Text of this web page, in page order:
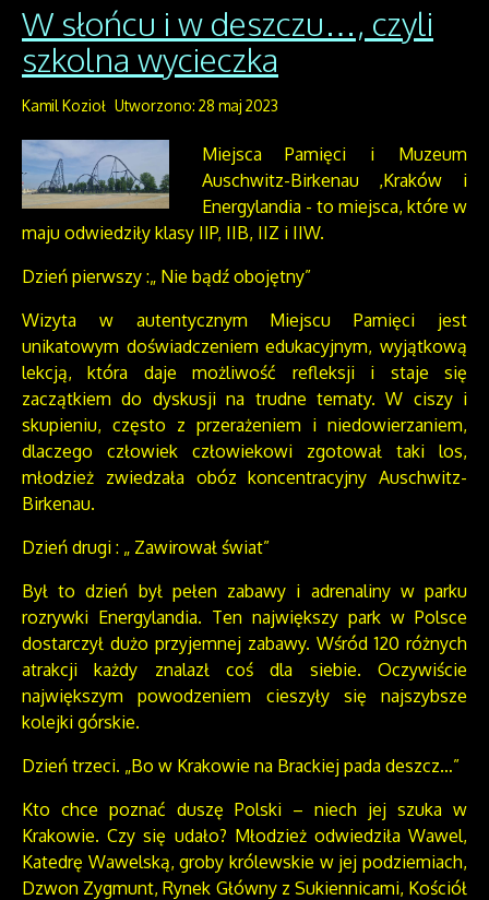
W słońcu i w deszczu…, czyli
szkolna wycieczka
Kamil Kozioł Utworzono: 28 maj 2023
Miejsca Pamięci i Muzeum
Auschwitz-Birkenau ,Kraków i
Energylandia - to miejsca, które w
maju odwiedziły klasy IIP, IIB, IIZ i IIW.
Dzień pierwszy :„ Nie bądź obojętny”
Wizyta w autentycznym Miejscu Pamięci jest
unikatowym doświadczeniem edukacyjnym, wyjątkową
lekcją, która daje możliwość refleksji i staje się
zaczątkiem do dyskusji na trudne tematy. W ciszy i
skupieniu, często z przerażeniem i niedowierzaniem,
dlaczego człowiek człowiekowi zgotował taki los,
młodzież zwiedzała obóz koncentracyjny Auschwitz-
Birkenau.
Dzień drugi : „ Zawirował świat”
Był to dzień był pełen zabawy i adrenaliny w parku
rozrywki Energylandia. Ten największy park w Polsce
dostarczył dużo przyjemnej zabawy. Wśród 120 różnych
atrakcji każdy znalazł coś dla siebie. Oczywiście
największym powodzeniem cieszyły się najszybsze
kolejki górskie.
Dzień trzeci. „Bo w Krakowie na Brackiej pada deszcz…”
Kto chce poznać duszę Polski – niech jej szuka w
Krakowie. Czy się udało? Młodzież odwiedziła Wawel,
Katedrę Wawelską, groby królewskie w jej podziemiach,
Dzwon Zygmunt, Rynek Główny z Sukiennicami, Kościół